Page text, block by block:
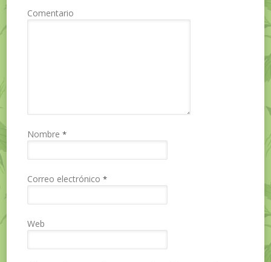
Comentario
Nombre*
Correo electrónico*
Web